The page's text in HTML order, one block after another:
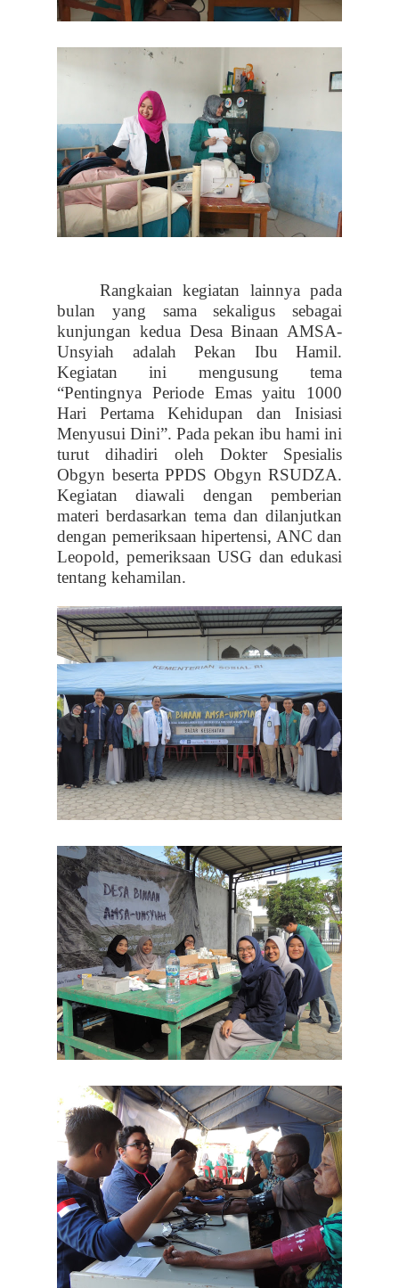
Rangkaian kegiatan lainnya pada
bulan yang sama sekaligus sebagai
kunjungan kedua Desa Binaan AMSA-
Unsyiah adalah Pekan Ibu Hamil.
Kegiatan ini mengusung tema
“Pentingnya Periode Emas yaitu 1000
Hari Pertama Kehidupan dan Inisiasi
Menyusui Dini”. Pada pekan ibu hami ini
turut dihadiri oleh Dokter Spesialis
Obgyn beserta PPDS Obgyn RSUDZA.
Kegiatan diawali dengan pemberian
materi berdasarkan tema dan dilanjutkan
dengan pemeriksaan hipertensi, ANC dan
Leopold, pemeriksaan USG dan edukasi
tentang kehamilan.